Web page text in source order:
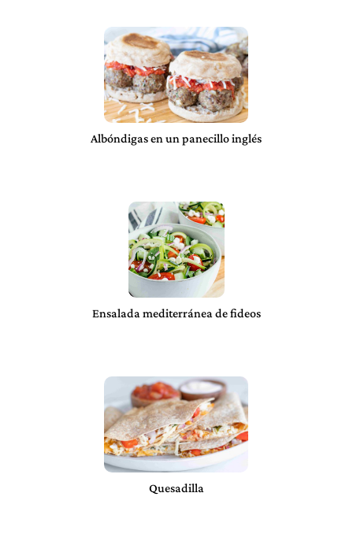
Albóndigas en un panecillo inglés
Ensalada mediterránea de fideos
Quesadilla